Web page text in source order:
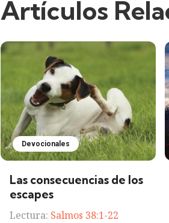
Artículos
Devocionales
Las consecuencias de los
escapes
Lectura: Salmos 38:1-22